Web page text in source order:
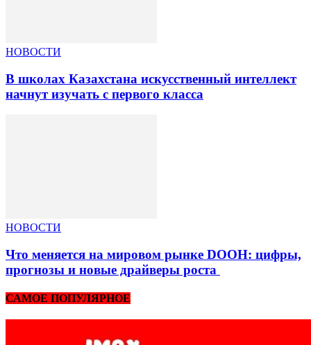
НОВОСТИ
В школах Казахстана искусственный интеллект
начнут изучать с первого класса
НОВОСТИ
Что меняется на мировом рынке DOOH: цифры,
прогнозы и новые драйверы роста
САМОЕ ПОПУЛЯРНОЕ